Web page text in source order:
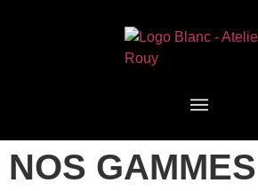
NOS GAMMES